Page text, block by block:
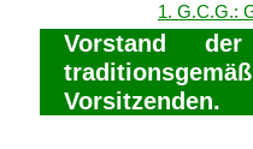
1. G.C.G.:
Vorstand
Vorsitzenden.